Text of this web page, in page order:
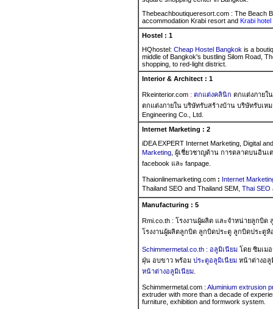
Thebeachboutiqueresort.com : The Beach
accommodation Krabi resort and Krabi hotel
Hostel : 1
HQhostel: Cheap Hostel Bangkok is a
middle of Bangkok's bustling Silom Road,
shopping, to red-light district.
Interior & Architect : 1
Rkeinterior.com : ตกแต่งคลินิก ตกแต่งภายใ
ตกแต่งภายใน บริษัทรับสร้างบ้าน บริษัทรับเห
Engineering Co., Ltd.
Internet Marketing : 2
iDEA EXPERT Internet Marketing, Digital
Marketing , ผู้เชี่ยวชาญด้าน การตลาดบนอิน
facebook และ fanpage.
Thaionlinemarketing.com : Internet
Thailand SEO and Thailand SEM, Thai SEO
Manufacturing : 5
Rmi.co.th : โรงงานผู้ผลิต และจำหน่ายลูกบิด
โรงงานผู้ผลิตลูกบิด ลูกบิดประตู ลูกบิดประตู
Schimmermetal.co.th : อลูมิเนียม โดย ซิมเม
ฝุ่น อบขาว พร้อม ประตูอลูมิเนียม หน้าต่างอ
หน้าต่างอลูมิเนียม
Schimmermetal.com : Aluminium extrusion
extruder with more than a decade of
furniture, exhibition and formwork system.